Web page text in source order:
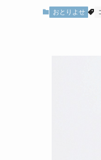
おとりよせ